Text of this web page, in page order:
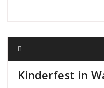
Kinderfest in